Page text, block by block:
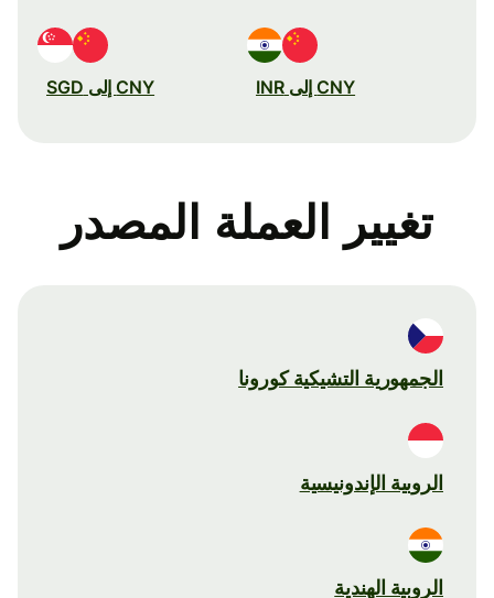
CNY إلى INR CNY إلى SGD
تغيير العملة المصدر
الجمهورية التشيكية كورونا
الروبية الإندونيسية
الروبية الهندية